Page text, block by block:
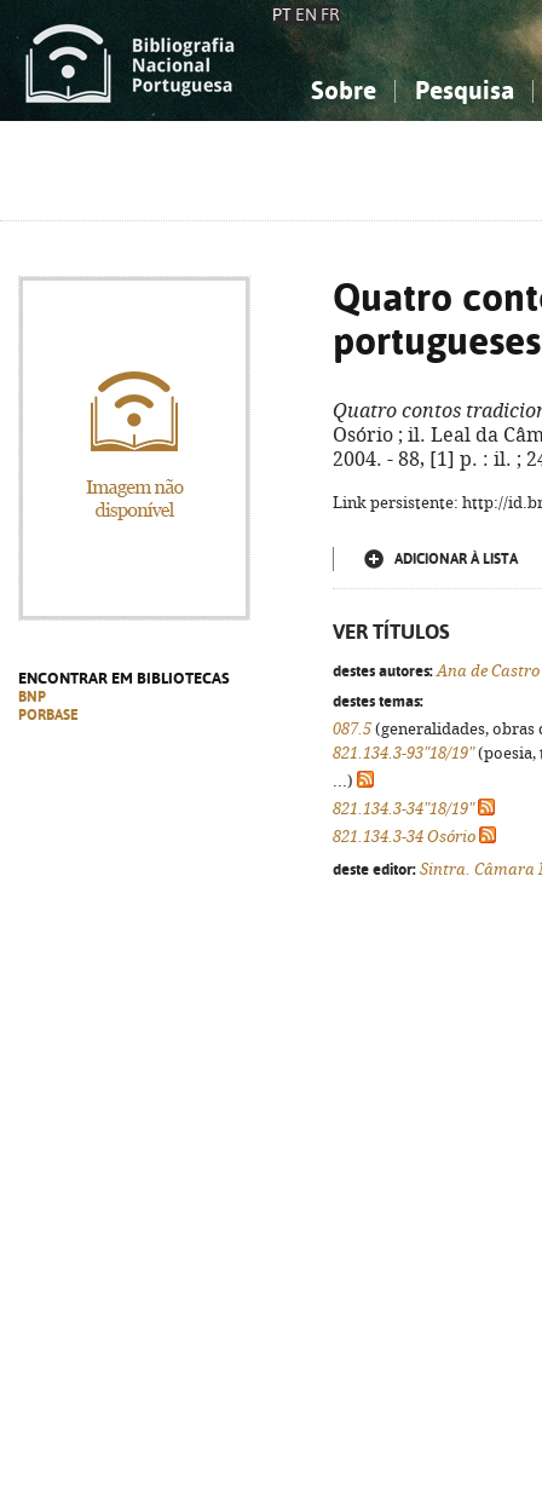
PT EN FR
Sobre Pesquisa
ENCONTRAR EM BIBLIOTECAS
BNP
PORBASE
Quatro
portugueses
Quatro contos
Osório ; il. Leal da
2004. - 88, [1] p. : il. ;
Link persistente: http://
ADICIONAR À LISTA
VER TÍTULOS
destes autores: Ana de
destes temas:
087.5 (generalidades,
821.134.3-93"18/19"(poesia,
...)
821.134.3-34"18/19"
821.134.3-34 Osório
deste editor: Sintra. Câmara